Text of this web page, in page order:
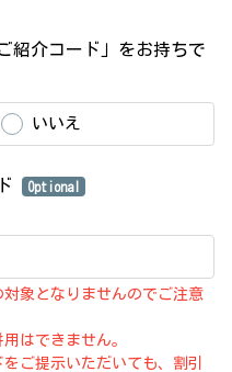
紹介コード」をお持ちで
いいえ
Optional
象となりませんのでご注意
はできません。
ご提示いただいても、割引